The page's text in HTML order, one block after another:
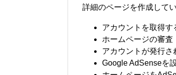
詳細のページを作成して
アカウントを取得す
ホームページの審査
アカウントが発行さ
Google AdSenseを